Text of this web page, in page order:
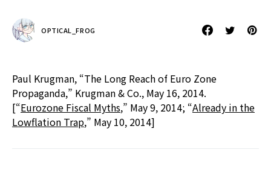
OPTICAL_FROG
Paul Krugman, “The Long Reach of Euro Zone
Propaganda,” Krugman & Co., May 16, 2014.
[“Eurozone Fiscal Myths,” May 9, 2014; “Already in the
Lowflation Trap,” May 10, 2014]